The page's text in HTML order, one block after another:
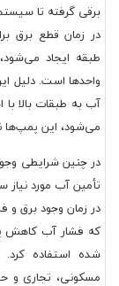
برقی گرفته تا
در زمان قطع برق
طبقه ایجاد
واحدها است. دلیل
آب به طبقات بالا
می‌شود، این پمپ‌ها
در چنین شرایطی
تأمین آب مورد نیاز
در زمان وجود برق و
که فشار آب کاهش
شده استفاده کرد.
مسکونی، تجاری و